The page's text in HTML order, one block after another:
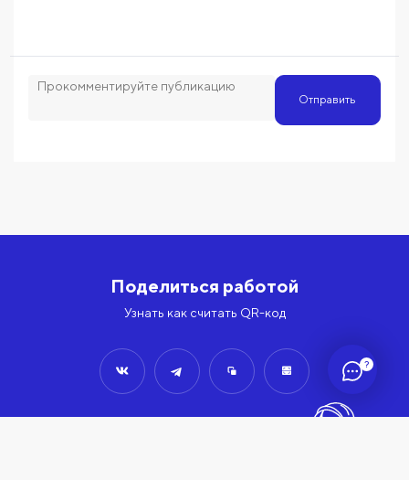
?
Отправить
Поделиться работой
Узнать как считать QR-код